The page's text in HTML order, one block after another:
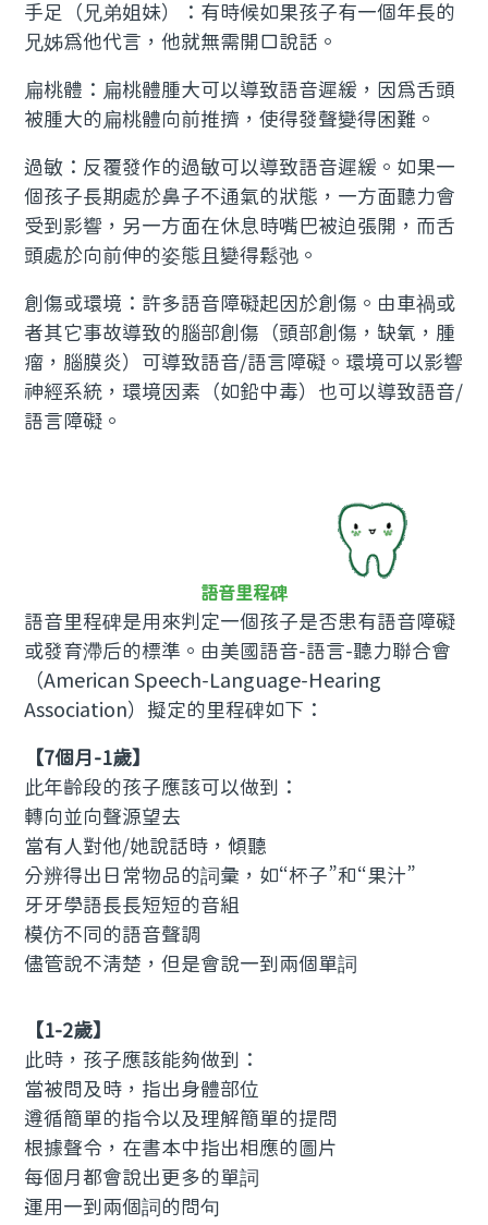
手足（兄弟姐妹）：有時候如果孩子有一個年長的
兄姊為他代言，他就無需開口說話。
扁桃體：扁桃體腫大可以導致語音遲緩，因為舌頭
被腫大的扁桃體向前推擠，使得發聲變得困難。
過敏：反覆發作的過敏可以導致語音遲緩。如果一
個孩子長期處於鼻子不通氣的狀態，一方面聽力會
受到影響，另一方面在休息時嘴巴被迫張開，而舌
頭處於向前伸的姿態且變得鬆弛。
創傷或環境：許多語音障礙起因於創傷。由車禍或
者其它事故導致的腦部創傷（頭部創傷，缺氧，腫
瘤，腦膜炎）可導致語音/語言障礙。環境可以影響
神經系統，環境因素（如鉛中毒）也可以導致語音/
語言障礙。
語音里程碑
語音里程碑是用來判定一個孩子是否患有語音障礙
或發育滯后的標準。由美國語音-語言-聽力聯合會
（American Speech-Language-Hearing
Association）擬定的里程碑如下：
【7個月-1歲】
此年齡段的孩子應該可以做到：
轉向並向聲源望去
當有人對他/她說話時，傾聽
分辨得出日常物品的詞彙，如“杯子”和“果汁”
牙牙學語長長短短的音組
模仿不同的語音聲調
儘管說不清楚，但是會說一到兩個單詞
【1-2歲】
此時，孩子應該能夠做到：
當被問及時，指出身體部位
遵循簡單的指令以及理解簡單的提問
根據聲令，在書本中指出相應的圖片
每個月都會說出更多的單詞
運用一到兩個詞的問句